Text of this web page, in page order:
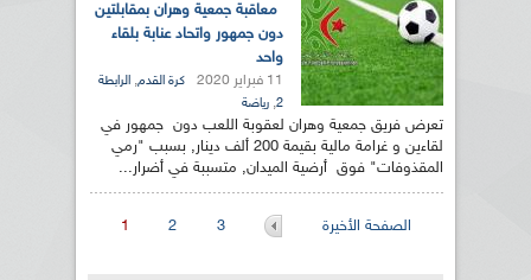
معاقبة جمعية وهران بمقابلتين
دون جمهور واتحاد عنابة بلقاء
واحد
11 فبراير 2020 كرة القدم, الرابطة
2
, رياضة
تعرض فريق جمعية وهران لعقوبة اللعب دون جمهور في
لقاءين و غرامة مالية بقيمة 200 ألف دينار, بسبب "رمي
المقذوفات" فوق أرضية الميدان, متسببة في أضرار...
الصفحات 1 2 3 الصفحة الأخيرة